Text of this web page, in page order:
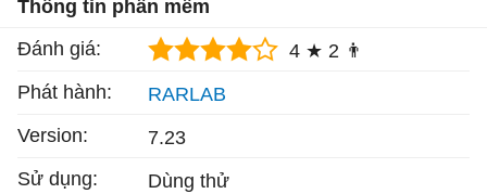
Thông tin phần mềm
Đánh giá:
4 ★ 2 👨
Phát hành:
RARLAB
Version:
7.23
Sử dụng:
Dùng thử